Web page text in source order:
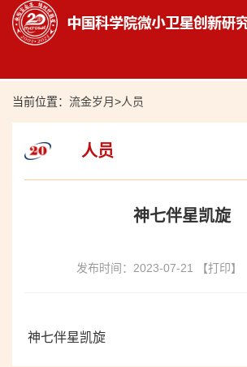
当前位置： 流金岁月>人员
人员
神七伴星凯旋
发布时间：2023-07-21 【打印】
神七伴星凯旋